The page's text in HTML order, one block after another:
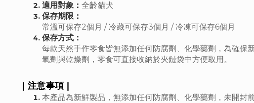
適用對象： 全齡貓犬
保存期限：
常溫可保存2個月 / 冷藏可保存3個月 / 冷凍可保存6個月
保存方式：
每款天然手作零食皆無添加任何防腐劑、化學藥劑，為確保
氧劑與乾燥劑，零食可直接收納於夾鏈袋中方便取用。
| 注意事項 |
本產品為新鮮製品，無添加任何防腐劑、化學藥劑，未開封